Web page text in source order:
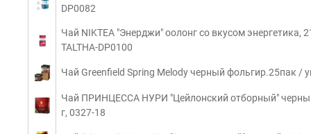
DP0082
Чай NIKTEA "Энерджи" оолонг со вкусом энергетика,
TALTHA-DP0100
Чай Greenfield Spring Melody черный фольгир.25пак /
Чай ПРИНЦЕССА НУРИ "Цейлонский отборный"
г, 0327-18